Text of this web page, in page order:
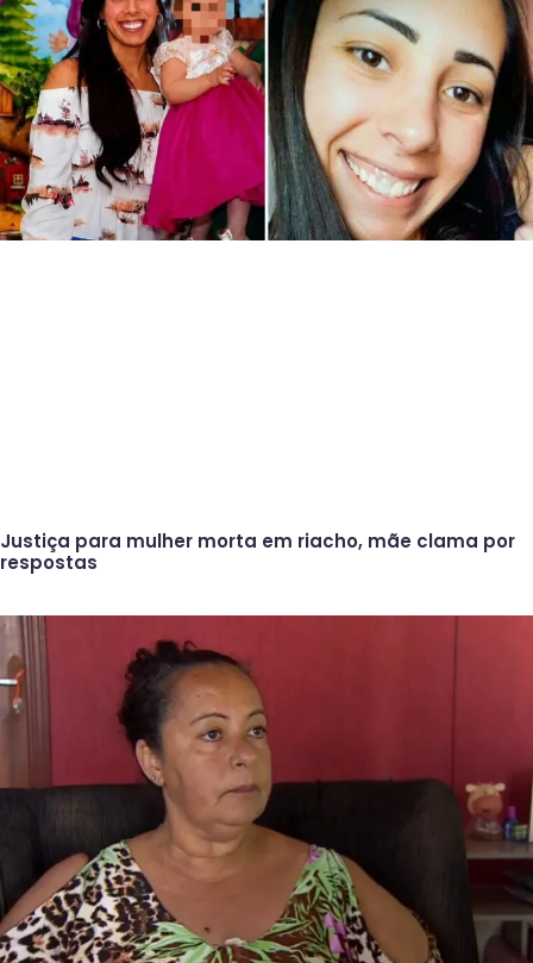
Justiça para mulher morta em riacho, mãe clama por
respostas